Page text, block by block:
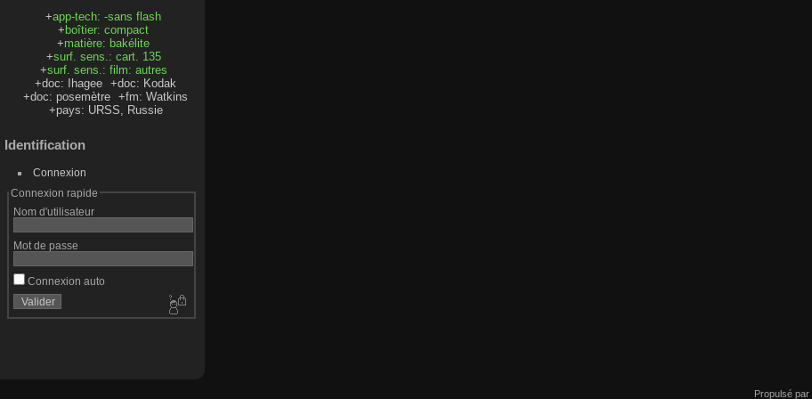
+app-tech: -sans flash
+ boîtier: compact
+matière: bakélite
+surf. sens.: cart. 135
+surf. sens.: film: autres
+doc: Ihagee
+doc: Kodak
+doc: posemètre
+fm: Watkins
+pays: URSS, Russie
Identification
Connexion
Connexion rapide
Nom d'utilisateur
Mot de passe
Connexion auto
Propulsé par